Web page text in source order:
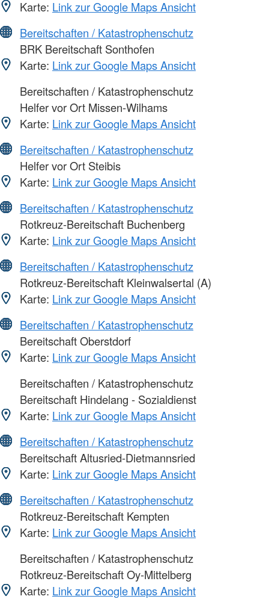
Karte: Link zur Google Maps Ansicht
Bereitschaften / Katastrophenschutz
BRK Bereitschaft Sonthofen
Karte: Link zur Google Maps Ansicht
Bereitschaften / Katastrophenschutz
Helfer vor Ort Missen-Wilhams
Karte: Link zur Google Maps Ansicht
Bereitschaften / Katastrophenschutz
Helfer vor Ort Steibis
Karte: Link zur Google Maps Ansicht
Bereitschaften / Katastrophenschutz
Rotkreuz-Bereitschaft Buchenberg
Karte: Link zur Google Maps Ansicht
Bereitschaften / Katastrophenschutz
Rotkreuz-Bereitschaft Kleinwalsertal (A)
Karte: Link zur Google Maps Ansicht
Bereitschaften / Katastrophenschutz
Bereitschaft Oberstdorf
Karte: Link zur Google Maps Ansicht
Bereitschaften / Katastrophenschutz
Bereitschaft Hindelang - Sozialdienst
Karte: Link zur Google Maps Ansicht
Bereitschaften / Katastrophenschutz
Bereitschaft Altusried-Dietmannsried
Karte: Link zur Google Maps Ansicht
Bereitschaften / Katastrophenschutz
Rotkreuz-Bereitschaft Kempten
Karte: Link zur Google Maps Ansicht
Bereitschaften / Katastrophenschutz
Rotkreuz-Bereitschaft Oy-Mittelberg
Karte: Link zur Google Maps Ansicht